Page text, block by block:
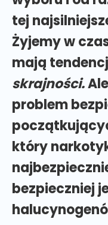
tej
Żyjemy w
mają
skrajności.
problem
który
bezpieczniej